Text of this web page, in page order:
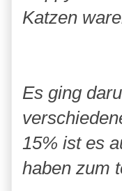
Katzen
Es ging
15% ist es
haben zum